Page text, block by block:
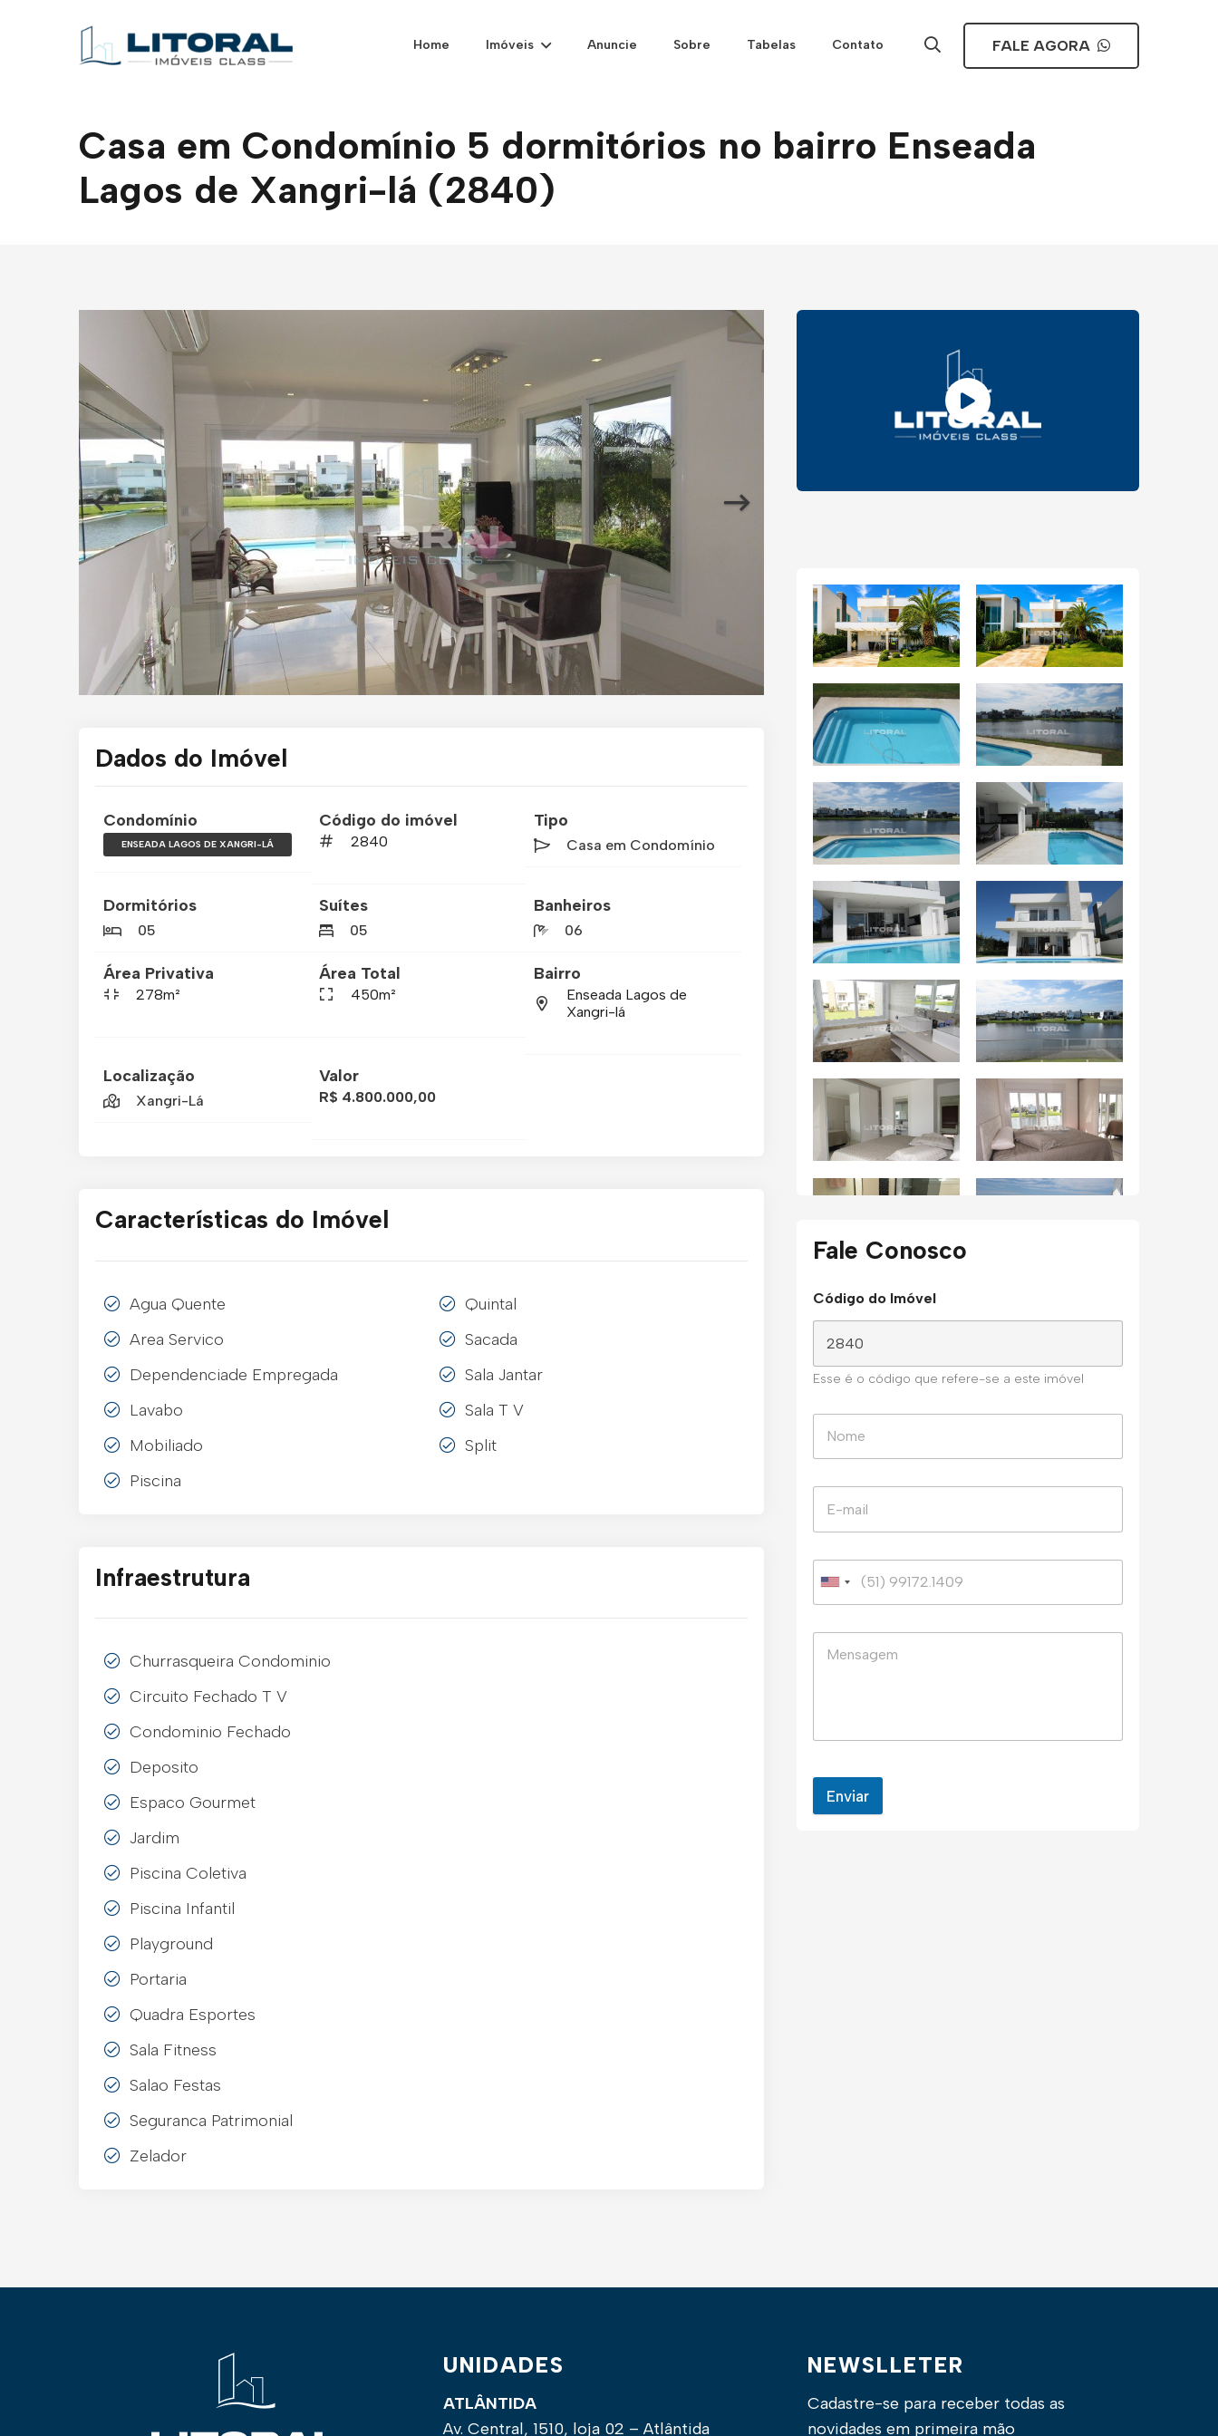
Home Imóveis Anuncie Sobre Tabelas Contato FALE AGORA
Casa em Condomínio 5 dormitórios no bairro Enseada
Lagos de Xangri-lá (2840)
Dados do Imóvel
Condomínio
ENSEADA LAGOS DE XANGRI-LÁ
Código do imóvel
2840
Tipo
Casa em Condomínio
Dormitórios
05
Suítes
05
Banheiros
06
Área Privativa
278m²
Área Total
450m²
Bairro
Enseada Lagos de
Xangri-lá
Localização
Xangri-Lá
Valor
R$ 4.800.000,00
Características do Imóvel
Agua Quente
Area Servico
Dependenciade Empregada
Lavabo
Mobiliado
Piscina
Quintal
Sacada
Sala Jantar
Sala T V
Split
Infraestrutura
Churrasqueira Condominio
Circuito Fechado T V
Condominio Fechado
Deposito
Espaco Gourmet
Jardim
Piscina Coletiva
Piscina Infantil
Playground
Portaria
Quadra Esportes
Sala Fitness
Salao Festas
Seguranca Patrimonial
Zelador
Fale Conosco
Código do Imóvel
Esse é o código que refere-se a este imóvel
Enviar
UNIDADES
ATLÂNTIDA
Av. Central, 1510, loja 02 – Atlântida
NEWSLLETER
Cadastre-se para receber todas as
novidades em primeira mão